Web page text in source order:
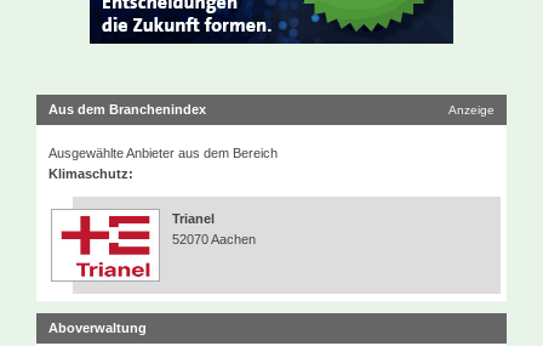
Aus dem Branchenindex Anzeige
Ausgewählte Anbieter aus dem Bereich
Klimaschutz:
Trianel
52070 Aachen
Aboverwaltung